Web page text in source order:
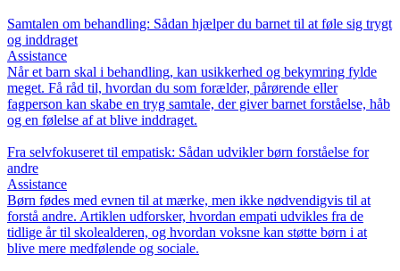
Samtalen om behandling: Sådan hjælper du barnet til at føle sig trygt
og inddraget
Assistance
Når et barn skal i behandling, kan usikkerhed og bekymring fylde
meget. Få råd til, hvordan du som forælder, pårørende eller
fagperson kan skabe en tryg samtale, der giver barnet forståelse, håb
og en følelse af at blive inddraget.
Fra selvfokuseret til empatisk: Sådan udvikler børn forståelse for
andre
Assistance
Børn fødes med evnen til at mærke, men ikke nødvendigvis til at
forstå andre. Artiklen udforsker, hvordan empati udvikles fra de
tidlige år til skolealderen, og hvordan voksne kan støtte børn i at
blive mere medfølende og sociale.